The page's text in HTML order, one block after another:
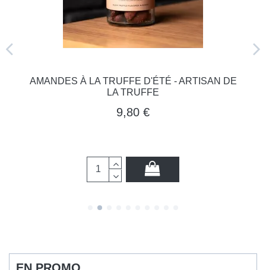
AMANDES À LA TRUFFE D'ÉTÉ - ARTISAN DE
LA TRUFFE
9,80 €